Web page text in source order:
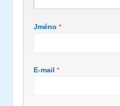
Jméno *
E-mail *